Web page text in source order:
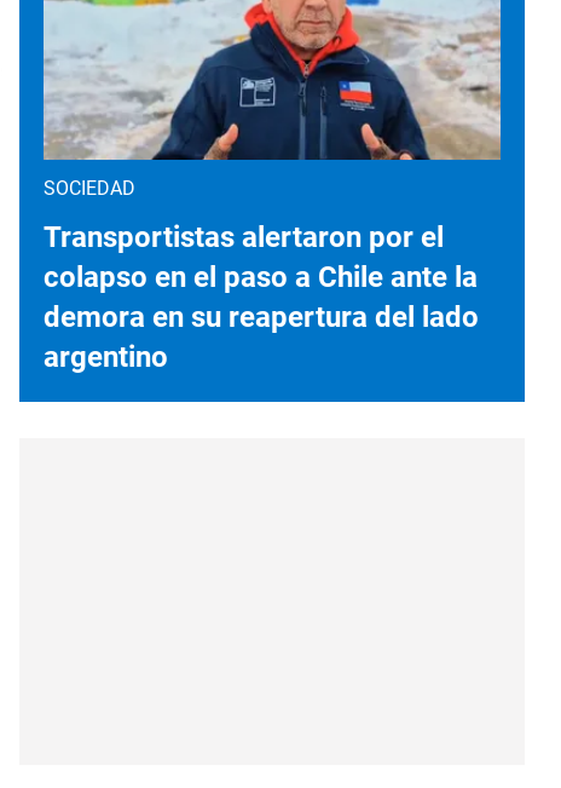
SOCIEDAD
Transportistas alertaron por el
colapso en el paso a Chile ante la
demora en su reapertura del lado
argentino